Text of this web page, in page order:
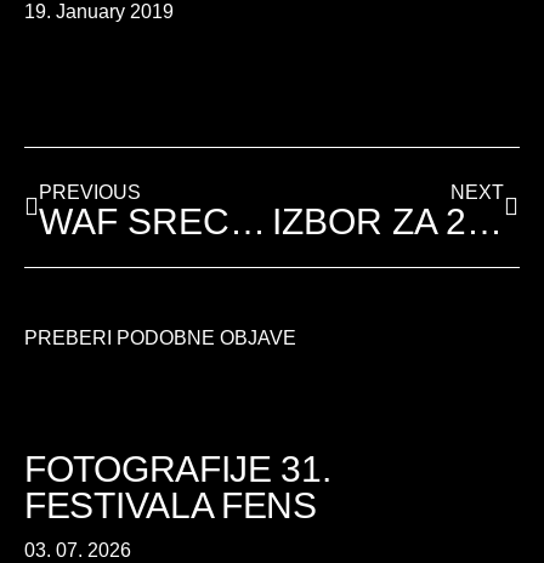
19. January 2019
PREVIOUS
WAF SREČANJE V VITEBSKU 2018
NEXT
IZBOR ZA 24. FESTIVAL FENS 2019
PREBERI PODOBNE OBJAVE
FOTOGRAFIJE 31.
FESTIVALA FENS
03. 07. 2026